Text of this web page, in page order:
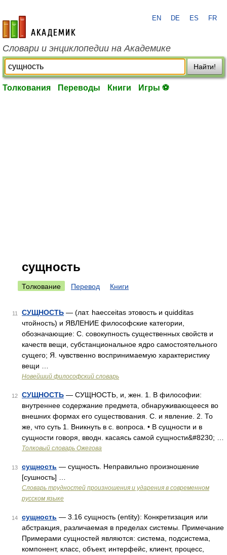
academic.ru
EN DE ES FR
Словари и энциклопедии на Академике
Найти!
Толкования Переводы Книги Игры ⚽
сущность
Толкование Перевод Книги
11 СУЩНОСТЬ — (лат. haecceitas этовость и quidditas
чтойность) и ЯВЛЕНИЕ философские категории,
обозначающие: С. совокупность существенных свойств и
качеств вещи, субстанциональное ядро самостоятельного
сущего; Я. чувственно воспринимаемую характеристику
вещи …
Новейший философский словарь
12 СУЩНОСТЬ — СУЩНОСТЬ, и, жен. 1. В философии:
внутреннее содержание предмета, обнаруживающееся во
внешних формах его существования. С. и явление. 2. То
же, что суть 1. Вникнуть в с. вопроса. • В сущности и в
сущности говоря, вводн. касаясь самой сущности&#8230; …
Толковый словарь Ожегова
13 сущность — сущность. Неправильно произношение
[сушность] …
Словарь трудностей произношения и ударения в современном
русском языке
14 сущность — 3.16 сущность (entity): Конкретизация или
абстракция, различаемая в пределах системы. Примечание
Примерами сущностей являются: система, подсистема,
компонент, класс, объект, интерфейс, клиент, процесс,